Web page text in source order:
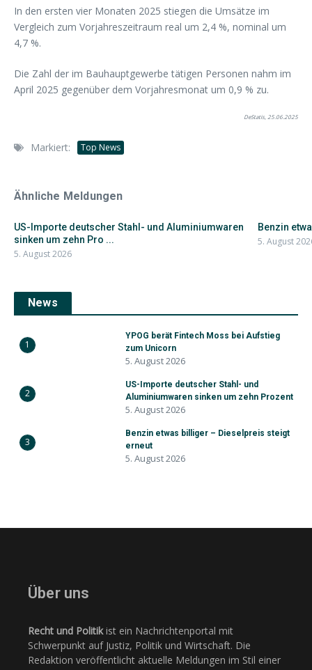
In den ersten vier Monaten 2025 stiegen die Umsätze im
Vergleich zum Vorjahreszeitraum real um 2,4 %, nominal um
4,7 %.
Die Zahl der im Bauhauptgewerbe tätigen Personen nahm im
April 2025 gegenüber dem Vorjahresmonat um 0,9 % zu.
DeStatis, 25.06.2025
Markiert: Top News
Ähnliche Meldungen
US-Importe deutscher Stahl- und Aluminiumwaren
sinken um zehn Pro ...
5. August 2026
Benzin
5. August
News
1
YPOG berät Fintech Moss bei Aufstieg
zum Unicorn
5. August 2026
2
US-Importe deutscher Stahl- und
Aluminiumwaren sinken um zehn Prozent
5. August 2026
3
Benzin etwas billiger – Dieselpreis steigt
erneut
5. August 2026
Über uns
Recht und Politikist ein Nachrichtenportal mit
Schwerpunkt auf Justiz, Politik und Wirtschaft. Die
Redaktion veröffentlicht aktuelle Meldungen im Stil einer